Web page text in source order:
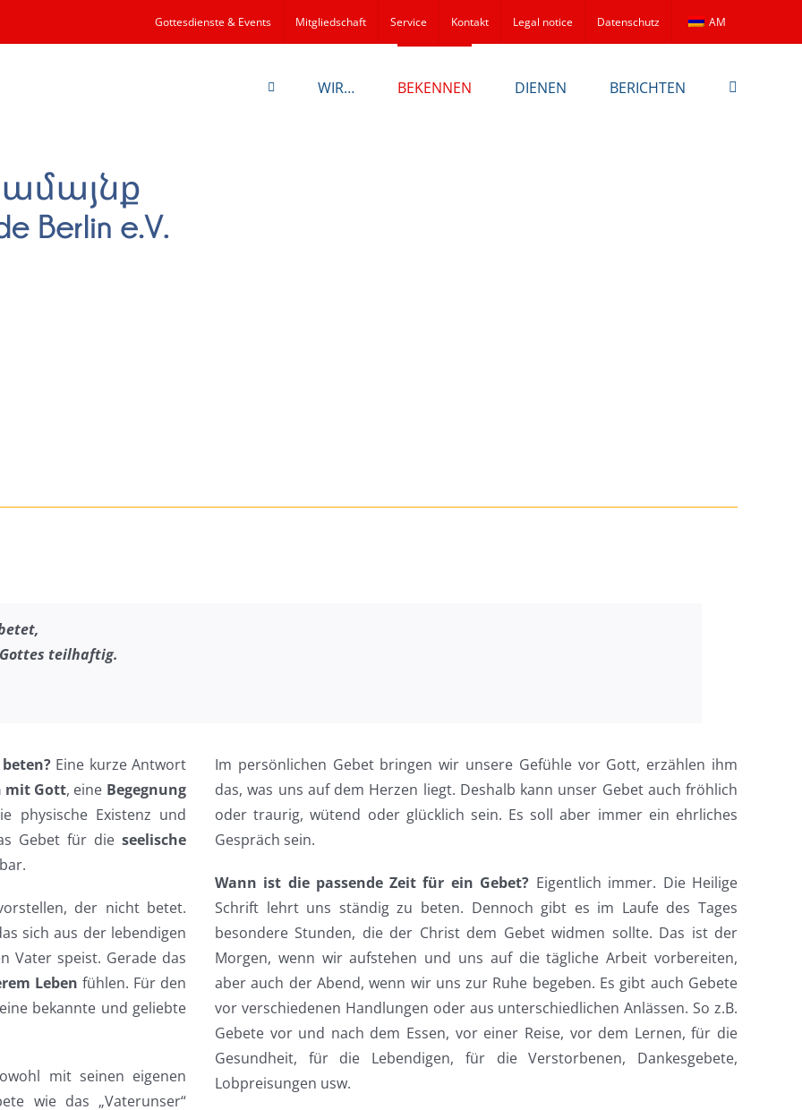
Gottesdienste & Events Mitgliedschaft Service Kontakt Legal notice Datenschutz AM
WIR… BEKENNEN DIENEN BERICHTEN
,
teilhaftig.
Eine kurze Antwort
mit Gott, eine Begegnung
physische Existenz und
Gebet für die seelische
der nicht betet.
sich aus der lebendigen
Vater speist. Gerade das
Leben fühlen. Für den
bekannte und geliebte
mit seinen eigenen
wie das „Vaterunser“
Im persönlichen Gebet bringen wir unsere Gefühle vor Gott, erzählen ihm
das, was uns auf dem Herzen liegt. Deshalb kann unser Gebet auch fröhlich
oder traurig, wütend oder glücklich sein. Es soll aber immer ein ehrliches
Gespräch sein.
Wann ist die passende Zeit für ein Gebet? Eigentlich immer. Die Heilige
Schrift lehrt uns ständig zu beten. Dennoch gibt es im Laufe des Tages
besondere Stunden, die der Christ dem Gebet widmen sollte. Das ist der
Morgen, wenn wir aufstehen und uns auf die tägliche Arbeit vorbereiten,
aber auch der Abend, wenn wir uns zur Ruhe begeben. Es gibt auch Gebete
vor verschiedenen Handlungen oder aus unterschiedlichen Anlässen. So z.B.
Gebete vor und nach dem Essen, vor einer Reise, vor dem Lernen, für die
Gesundheit, für die Lebendigen, für die Verstorbenen, Dankesgebete,
Lobpreisungen usw.